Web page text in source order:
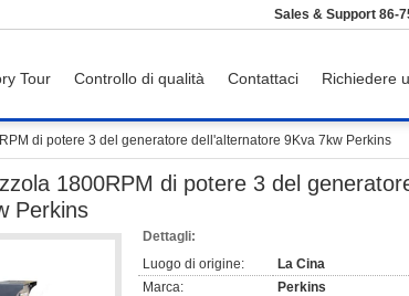
Sales & Support 86-
Tour Controllo di qualità Contattaci Richiedere
di potere 3 del generatore dell'alternatore 9Kva 7kw Perkins
1800RPM di potere 3 del
Perkins
Dettagli:
Luogo di origine:
La Cina
Marca:
Perkins